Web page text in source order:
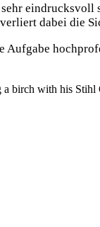
dabei die
Aufgabe